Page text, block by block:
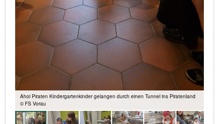
Ahoi Piraten Kindergartenkinder gelangen durch einen Tunnel ins Piratenland
© FS Vorau